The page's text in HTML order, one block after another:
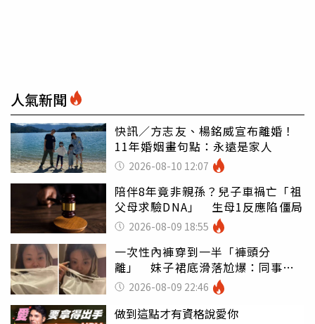
人氣新聞
快訊／方志友、楊銘威宣布離婚！
11年婚姻畫句點：永遠是家人
2026-08-10 12:07
陪伴8年竟非親孫？兒子車禍亡「祖
父母求驗DNA」 生母1反應陷僵局
2026-08-09 18:55
一次性內褲穿到一半「褲頭分
離」 妹子裙底滑落尬爆：同事全
看光2026-08-09 22:46
做到這點才有資格說愛你